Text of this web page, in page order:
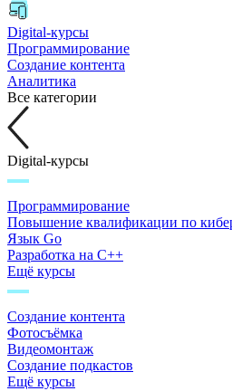
Digital-курсы
Программирование
Создание контента
Аналитика
Все категории
Digital-курсы
Программирование
Повышение квалификации по
Язык Go
Разработка на C++
Ещё курсы
Создание контента
Фотосъёмка
Видеомонтаж
Создание подкастов
Ещё курсы